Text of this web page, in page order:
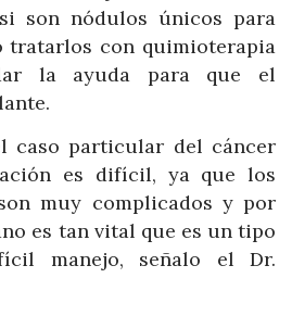
son nódulos únicos para
tratarlos con quimioterapia
la ayuda para que el
caso particular del cáncer
es difícil, ya que los
muy complicados y por
es tan vital que es un tipo
manejo, señalo el Dr.